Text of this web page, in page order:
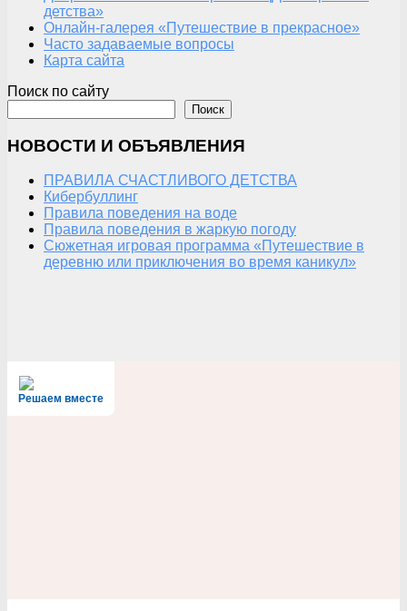
детства»
Онлайн-галерея «Путешествие в прекрасное»
Часто задаваемые вопросы
Карта сайта
Поиск по сайту
Поиск
НОВОСТИ И ОБЪЯВЛЕНИЯ
ПРАВИЛА СЧАСТЛИВОГО ДЕТСТВА
Кибербуллинг
Правила поведения на воде
Правила поведения в жаркую погоду
Сюжетная игровая программа «Путешествие в
деревню или приключения во время каникул»
Решаем вместе